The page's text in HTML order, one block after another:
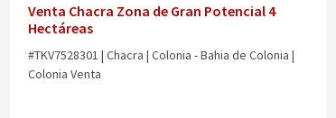
Venta Chacra Zona de Gran Potencial 4
Hectáreas
#TKV7528301 | Chacra | Colonia - Bahia de Colonia |
Colonia Venta